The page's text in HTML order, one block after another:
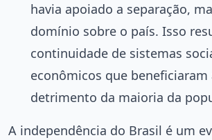
havia apoiado a separação,
domínio sobre o país. Isso
continuidade de sistemas
econômicos que beneficiaram
detrimento da maioria da
A independência do Brasil é um